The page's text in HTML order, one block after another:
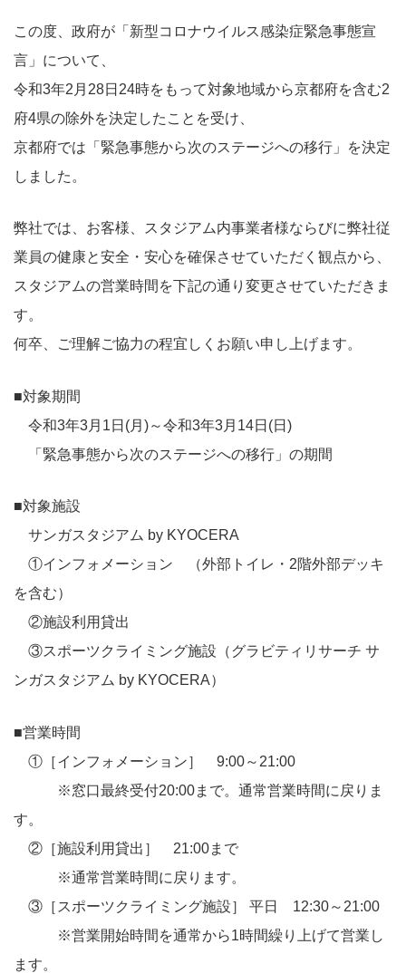
この度、政府が「新型コロナウイルス感染症緊急事態宣
言」について、
令和3年2月28日24時をもって対象地域から京都府を含む2
府4県の除外を決定したことを受け、
京都府では「緊急事態から次のステージへの移行」を決定
しました。
弊社では、お客様、スタジアム内事業者様ならびに弊社従
業員の健康と安全・安心を確保させていただく観点から、
スタジアムの営業時間を下記の通り変更させていただきま
す。
何卒、ご理解ご協力の程宜しくお願い申し上げます。
■対象期間
令和3年3月1日(月)～令和3年3月14日(日)
「緊急事態から次のステージへの移行」の期間
■対象施設
サンガスタジアム by KYOCERA
①インフォメーション （外部トイレ・2階外部デッキ
を含む）
②施設利用貸出
③スポーツクライミング施設（グラビティリサーチ サ
ンガスタジアム by KYOCERA）
■営業時間
①［インフォメーション］ 9:00～21:00
※窓口最終受付20:00まで。通常営業時間に戻りま
す。
②［施設利用貸出］ 21:00まで
※通常営業時間に戻ります。
③［スポーツクライミング施設］ 平日 12:30～21:00
※営業開始時間を通常から1時間繰り上げて営業し
ます。